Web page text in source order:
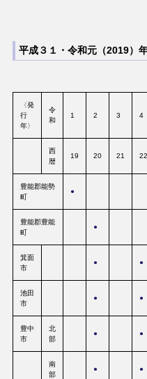
平成３１・令和元（2019）
〈発
行
年〉
令
和
1 2 3 4
西
暦
19 20 21 22
豊能郡能勢
町
●
豊能郡豊能
町
●
箕面
市
● ●
池田
市
● ●
豊中
市
北
部
● ●
南
部
● ●